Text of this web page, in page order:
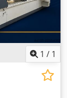
1 / 1